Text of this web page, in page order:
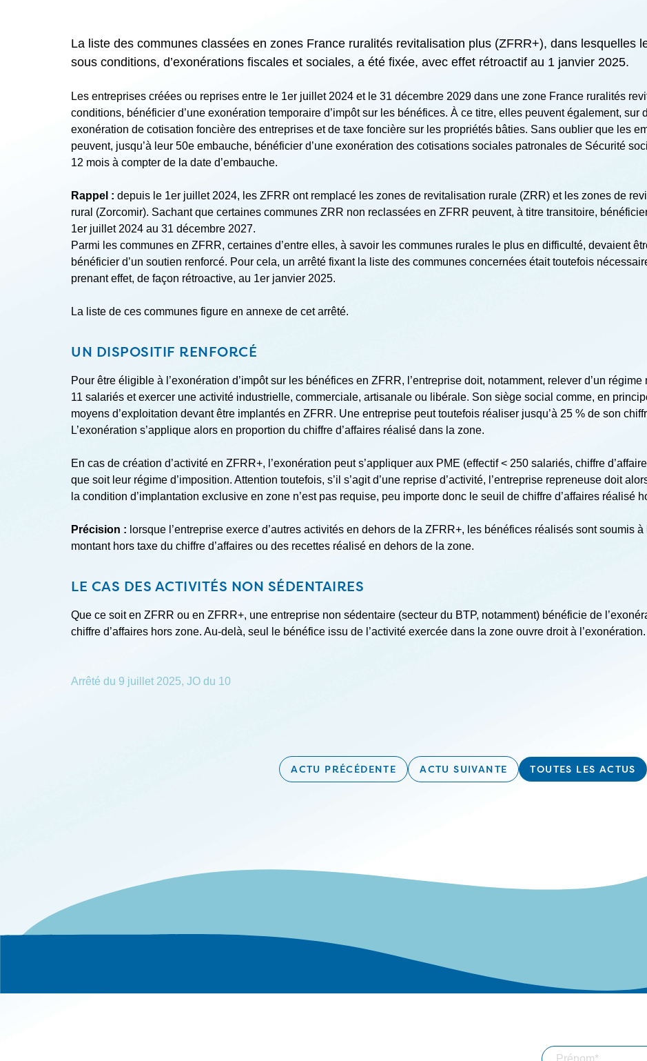
La liste des communes classées en zones France ruralités revitalisation plus (ZFRR+), dans lesquelles
sous conditions, d’exonérations fiscales et sociales, a été fixée, avec effet rétroactif au 1 janvier 2025.
Les entreprises créées ou reprises entre le 1er juillet 2024 et le 31 décembre 2029 dans une zone France ruralités
conditions, bénéficier d’une exonération temporaire d’impôt sur les bénéfices. À ce titre, elles peuvent également, sur
exonération de cotisation foncière des entreprises et de taxe foncière sur les propriétés bâties. Sans oublier que les
peuvent, jusqu’à leur 50e embauche, bénéficier d’une exonération des cotisations sociales patronales de Sécurité
12 mois à compter de la date d’embauche.
Rappel : depuis le 1er juillet 2024, les ZFRR ont remplacé les zones de revitalisation rurale (ZRR) et les zones de
rural (Zorcomir). Sachant que certaines communes ZRR non reclassées en ZFRR peuvent, à titre transitoire,
1er juillet 2024 au 31 décembre 2027.
Parmi les communes en ZFRR, certaines d’entre elles, à savoir les communes rurales le plus en difficulté, devaient
bénéficier d’un soutien renforcé. Pour cela, un arrêté fixant la liste des communes concernées était toutefois
prenant effet, de façon rétroactive, au 1er janvier 2025.
La liste de ces communes figure en annexe de cet arrêté.
UN DISPOSITIF RENFORCÉ
Pour être éligible à l’exonération d’impôt sur les bénéfices en ZFRR, l’entreprise doit, notamment, relever d’un
11 salariés et exercer une activité industrielle, commerciale, artisanale ou libérale. Son siège social comme, en
moyens d’exploitation devant être implantés en ZFRR. Une entreprise peut toutefois réaliser jusqu’à 25 % de son
L’exonération s’applique alors en proportion du chiffre d’affaires réalisé dans la zone.
En cas de création d’activité en ZFRR+, l’exonération peut s’appliquer aux PME (effectif < 250 salariés, chiffre
que soit leur régime d’imposition. Attention toutefois, s’il s’agit d’une reprise d’activité, l’entreprise repreneuse doit
la condition d’implantation exclusive en zone n’est pas requise, peu importe donc le seuil de chiffre d’affaires réalisé
Précision : lorsque l’entreprise exerce d’autres activités en dehors de la ZFRR+, les bénéfices réalisés sont soumis
montant hors taxe du chiffre d’affaires ou des recettes réalisé en dehors de la zone.
LE CAS DES ACTIVITÉS NON SÉDENTAIRES
Que ce soit en ZFRR ou en ZFRR+, une entreprise non sédentaire (secteur du BTP, notamment) bénéficie de
chiffre d’affaires hors zone. Au-delà, seul le bénéfice issu de l’activité exercée dans la zone ouvre droit à l’exonération.
Arrêté du 9 juillet 2025, JO du 10
ACTU PRÉCÉDENTE ACTU SUIVANTE TOUTES LES ACTUS